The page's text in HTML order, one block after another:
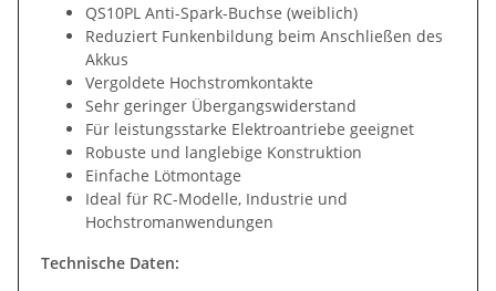
QS10PL Anti-Spark-Buchse (weiblich)
Reduziert Funkenbildung beim Anschließen des
Akkus
Vergoldete Hochstromkontakte
Sehr geringer Übergangswiderstand
Für leistungsstarke Elektroantriebe geeignet
Robuste und langlebige Konstruktion
Einfache Lötmontage
Ideal für RC-Modelle, Industrie und
Hochstromanwendungen
Technische Daten: